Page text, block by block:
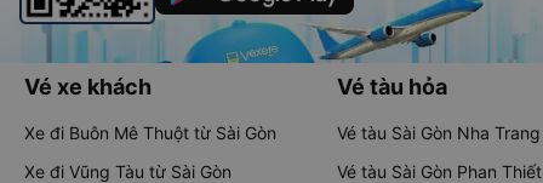
Vé xe khách
Xe đi Buôn Mê Thuột từ Sài Gòn
Xe đi Vũng Tàu từ Sài Gòn
Vé tàu hỏa
Vé tàu Sài Gòn Nha Trang
Vé tàu Sài Gòn Phan Thiết